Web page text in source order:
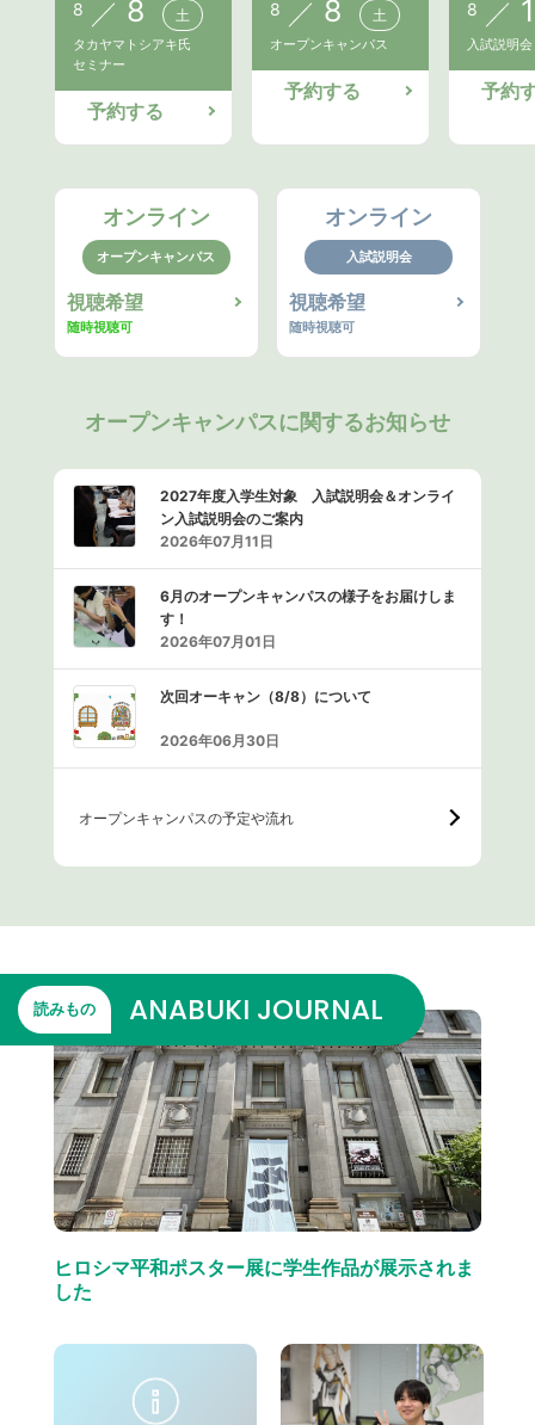
8 8 土
タカヤマトシアキ氏
セミナー
予約する
8 8 土
オープンキャンパス
予約する
8
入試説明会
予約
オンライン
オープンキャンパス
視聴希望
随時視聴可
オンライン
入試説明会
視聴希望
随時視聴可
オープンキャンパスに関するお知らせ
2027年度入学生対象 入試説明会＆オンライ
ン入試説明会のご案内
2026年07月11日
6月のオープンキャンパスの様子をお届けしま
す！
2026年07月01日
次回オーキャン（8/8）について
2026年06月30日
オープンキャンパスの予定や流れ
読みもの ANABUKI JOURNAL
ヒロシマ平和ポスター展に学生作品が展示されま
した